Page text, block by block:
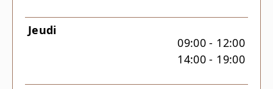
Jeudi
09:00 - 12:00
14:00 - 19:00